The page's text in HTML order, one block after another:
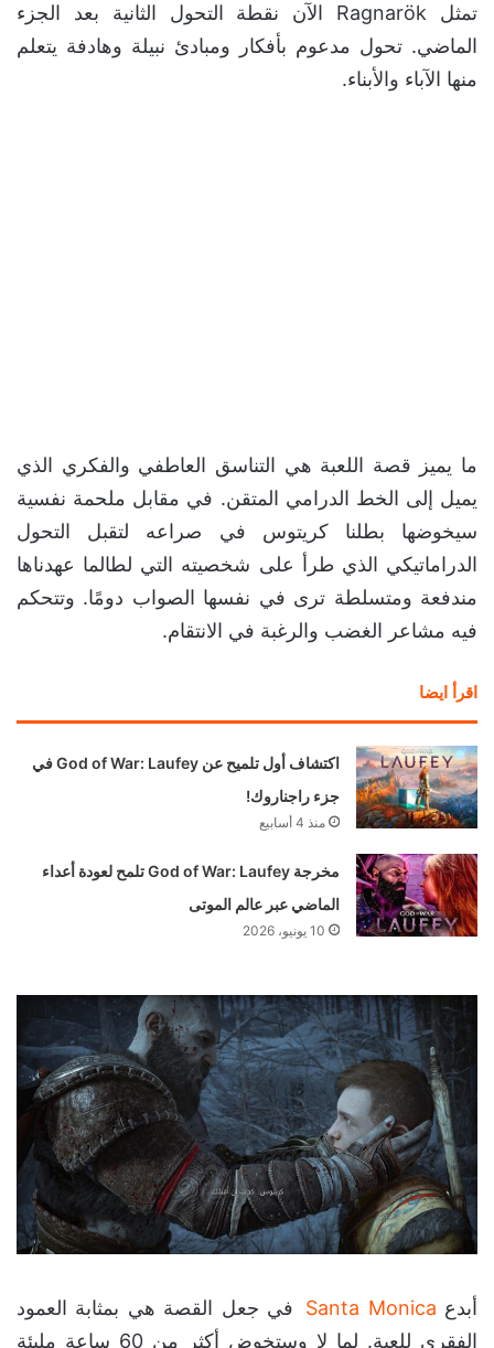
تمثل Ragnarök الآن نقطة التحول الثانية بعد الجزء
الماضي. تحول مدعوم بأفكار ومبادئ نبيلة وهادفة يتعلم
منها الآباء والأبناء.
ما يميز قصة اللعبة هي التناسق العاطفي والفكري الذي
يميل إلى الخط الدرامي المتقن. في مقابل ملحمة نفسية
سيخوضها بطلنا كريتوس في صراعه لتقبل التحول
الدراماتيكي الذي طرأ على شخصيته التي لطالما عهدناها
مندفعة ومتسلطة ترى في نفسها الصواب دومًا. وتتحكم
فيه مشاعر الغضب والرغبة في الانتقام.
اقرأ ايضا
اكتشاف أول تلميح عن God of War: Laufey في
جزء راجناروك!
منذ 4 أسابيع
مخرجة God of War: Laufey تلمح لعودة أعداء
الماضي عبر عالم الموتى
10 يونيو، 2026
أبدع Santa Monica
في جعل القصة هي بمثابة العمود
الفقري للعبة. لما لا وستخوض أكثر من 60 ساعة مليئة